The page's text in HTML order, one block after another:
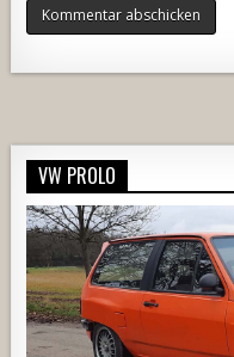
VW PROLO